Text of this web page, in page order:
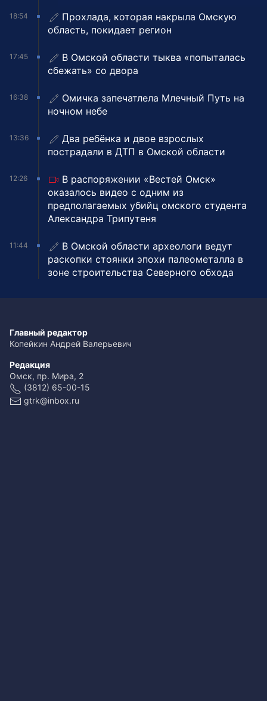
18:54
Прохлада, которая накрыла Омскую
область, покидает регион
17:45
В Омской области тыква «попыталась
сбежать» со двора
16:38
Омичка запечатлела Млечный Путь на
ночном небе
13:36
Два ребёнка и двое взрослых
пострадали в ДТП в Омской области
12:26
В распоряжении «Вестей Омск»
оказалось видео с одним из
предполагаемых убийц омского студента
Александра Трипутеня
11:44
В Омской области археологи ведут
раскопки стоянки эпохи палеометалла в
зоне строительства Северного обхода
Главный редактор
Копейкин Андрей Валерьевич
Редакция
Омск, пр. Мира, 2
(3812) 65-00-15
gtrk@inbox.ru